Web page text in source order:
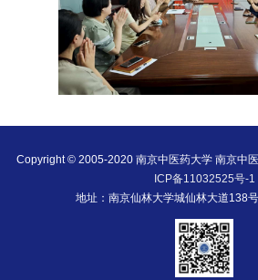
Copyright © 2005-2020 南京中医药大学 南京中
ICP备11032525号-1
地址：南京仙林大学城仙林大道138